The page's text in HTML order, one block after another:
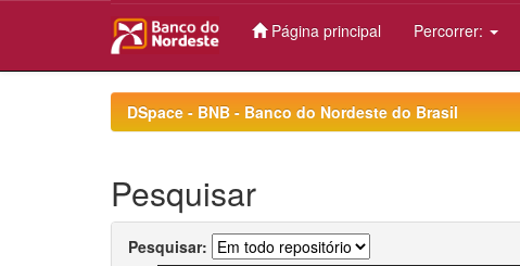
Página principal Percorrer:
DSpace - BNB - Banco do Nordeste do Brasil
Pesquisar
Pesquisar: